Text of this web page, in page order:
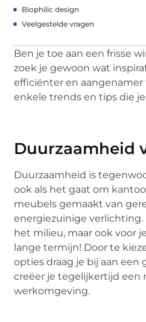
Biophilic design
Veelgestelde vragen
Ben je toe aan een frisse
zoek je gewoon wat
efficiënter en aangenamer
enkele trends en tips die
Duurzaamheid
Duurzaamheid is
ook als het gaat om
meubels gemaakt van
energiezuinige verlichting.
het milieu, maar ook voor
lange termijn! Door te
opties draag je bij aan
creëer je tegelijkertijd een
werkomgeving.